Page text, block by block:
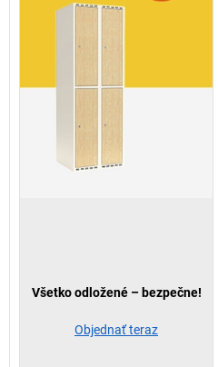
Všetko odložené – bezpečne!
Objednať teraz